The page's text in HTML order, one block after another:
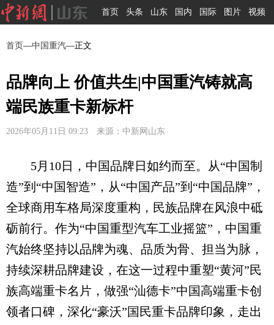
首页 头条 山东 国内 国际 图片 视频
首页—中国重汽—正文
品牌向上 价值共生|中国重汽铸就高
端民族重卡新标杆
2026年05月11日 09:23 来源：中新网山东
5月10日，中国品牌日如约而至。从“中国制
造”到“中国智造”，从“中国产品”到“中国品牌”，
全球商用车格局深度重构，民族品牌在风浪中砥
砺前行。作为“中国重型汽车工业摇篮”，中国重
汽始终坚持以品牌为魂、品质为骨、担当为脉，
持续深耕品牌建设，在这一过程中重塑“黄河”民
族高端重卡名片，做强“汕德卡”中国高端重卡创
领者口碑，深化“豪沃”国民重卡品牌印象，走出